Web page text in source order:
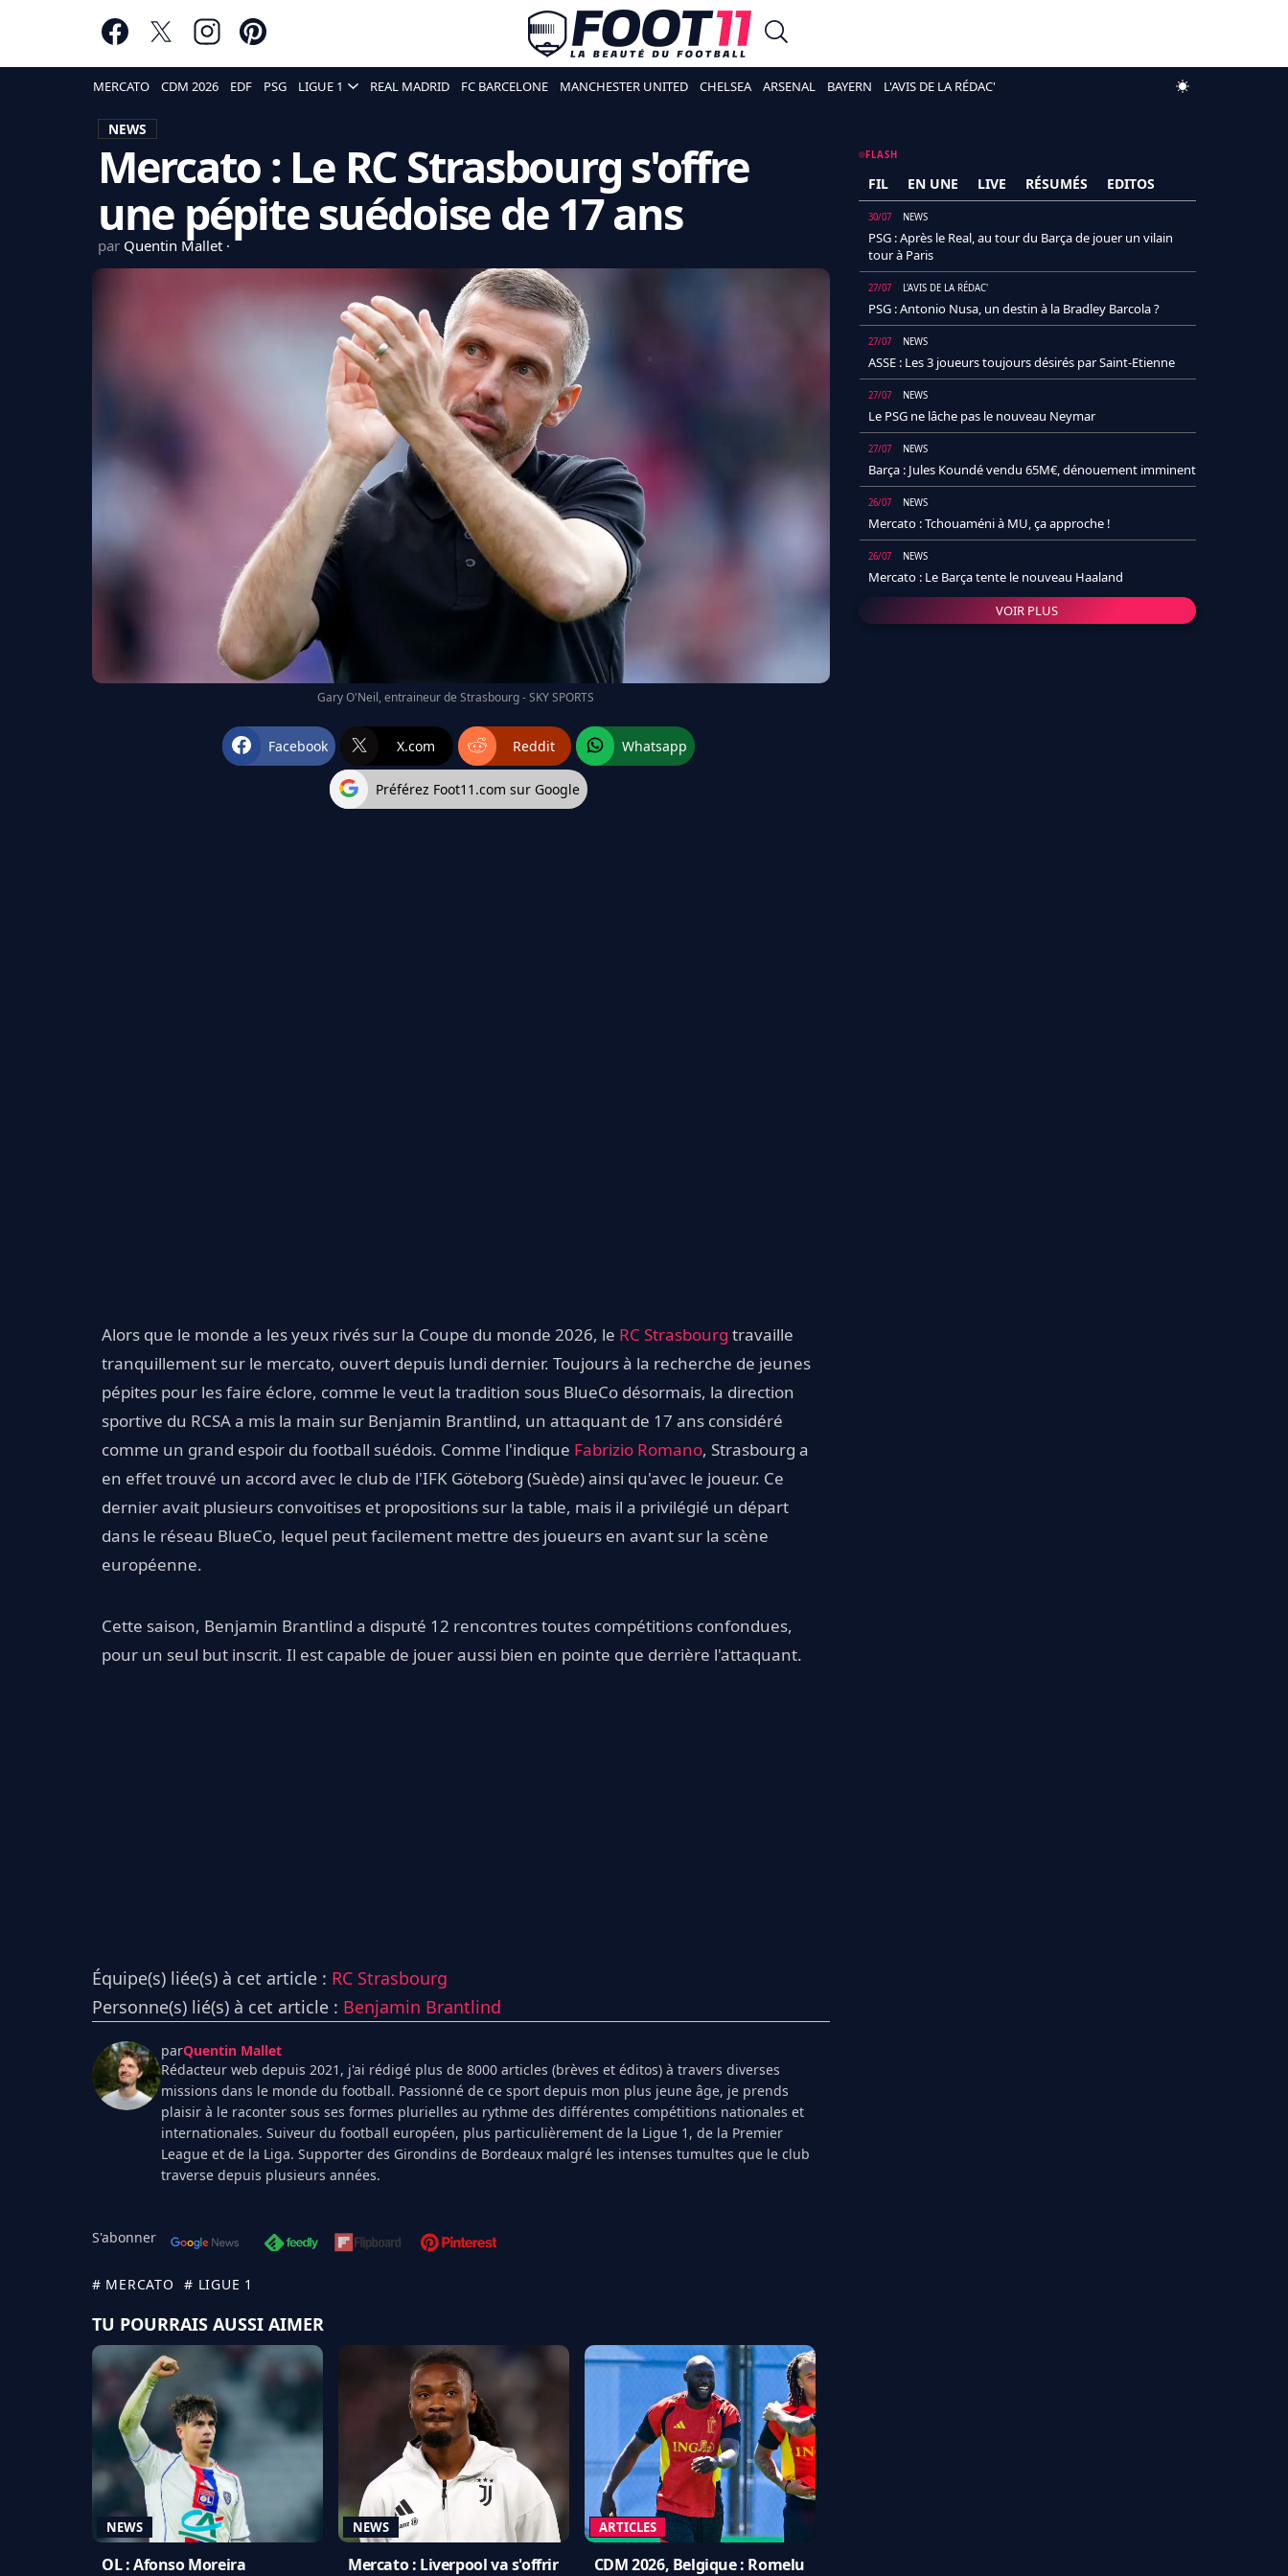
MERCATO CDM 2026 EDF PSG LIGUE 1 REAL MADRID FC BARCELONE MANCHESTER UNITED CHELSEA ARSENAL BAYERN L'AVIS DE LA RÉDAC'
NEWS
Mercato : Le RC Strasbourg s'offre
une pépite suédoise de 17 ans
par Quentin Mallet
Gary O'Neil, entraineur de Strasbourg - SKY SPORTS
Facebook X.com Reddit Whatsapp
Préférez Foot11.com sur Google
Alors que le monde a les yeux rivés sur la Coupe du monde 2026, le RC Strasbourg travaille
tranquillement sur le mercato, ouvert depuis lundi dernier. Toujours à la recherche de jeunes
pépites pour les faire éclore, comme le veut la tradition sous BlueCo désormais, la direction
sportive du RCSA a mis la main sur Benjamin Brantlind, un attaquant de 17 ans considéré
comme un grand espoir du football suédois. Comme l'indique Fabrizio Romano, Strasbourg a
en effet trouvé un accord avec le club de l'IFK Göteborg (Suède) ainsi qu'avec le joueur. Ce
dernier avait plusieurs convoitises et propositions sur la table, mais il a privilégié un départ
dans le réseau BlueCo, lequel peut facilement mettre des joueurs en avant sur la scène
européenne.
Cette saison, Benjamin Brantlind a disputé 12 rencontres toutes compétitions confondues,
pour un seul but inscrit. Il est capable de jouer aussi bien en pointe que derrière l'attaquant.
Équipe(s) liée(s) à cet article : RC Strasbourg
Personne(s) lié(s) à cet article : Benjamin Brantlind
parQuentin Mallet
Rédacteur web depuis 2021, j'ai rédigé plus de 8000 articles (brèves et éditos) à travers diverses
missions dans le monde du football. Passionné de ce sport depuis mon plus jeune âge, je prends
plaisir à le raconter sous ses formes plurielles au rythme des différentes compétitions nationales et
internationales. Suiveur du football européen, plus particulièrement de la Ligue 1, de la Premier
League et de la Liga. Supporter des Girondins de Bordeaux malgré les intenses tumultes que le club
traverse depuis plusieurs années.
S'abonner
# MERCATO # LIGUE 1
TU POURRAIS AUSSI AIMER
NEWS
OL : Afonso Moreira
NEWS
Mercato : Liverpool va s'offrir
ARTICLES
CDM 2026, Belgique : Romelu
FLASH
FIL EN UNE LIVE RÉSUMÉS EDITOS
30/07 NEWS
PSG : Après le Real, au tour du Barça de jouer un vilain
tour à Paris
27/07 L'AVIS DE LA RÉDAC'
PSG : Antonio Nusa, un destin à la Bradley Barcola ?
27/07 NEWS
ASSE : Les 3 joueurs toujours désirés par Saint-Etienne
27/07 NEWS
Le PSG ne lâche pas le nouveau Neymar
27/07 NEWS
Barça : Jules Koundé vendu 65M€, dénouement imminent
26/07 NEWS
Mercato : Tchouaméni à MU, ça approche !
26/07 NEWS
Mercato : Le Barça tente le nouveau Haaland
VOIR PLUS